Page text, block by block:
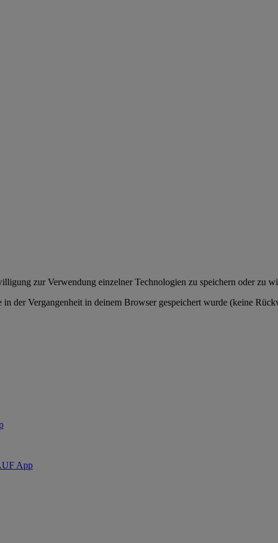
zur Verwendung einzelner Technologien zu speichern oder zu
der Vergangenheit in deinem Browser gespeichert wurde (keine
App